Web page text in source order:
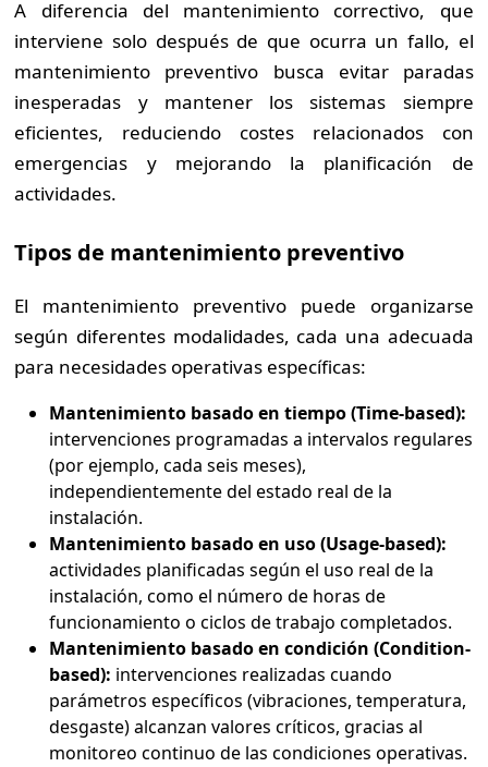
A diferencia del mantenimiento correctivo, que
interviene solo después de que ocurra un fallo, el
mantenimiento preventivo busca evitar paradas
inesperadas y mantener los sistemas siempre
eficientes, reduciendo costes relacionados con
emergencias y mejorando la planificación de
actividades.
Tipos de mantenimiento preventivo
El mantenimiento preventivo puede organizarse
según diferentes modalidades, cada una adecuada
para necesidades operativas específicas:
Mantenimiento basado en tiempo (Time-based):
intervenciones programadas a intervalos regulares
(por ejemplo, cada seis meses),
independientemente del estado real de la
instalación.
Mantenimiento basado en uso (Usage-based):
actividades planificadas según el uso real de la
instalación, como el número de horas de
funcionamiento o ciclos de trabajo completados.
Mantenimiento basado en condición (Condition-
based): intervenciones realizadas cuando
parámetros específicos (vibraciones, temperatura,
desgaste) alcanzan valores críticos, gracias al
monitoreo continuo de las condiciones operativas.